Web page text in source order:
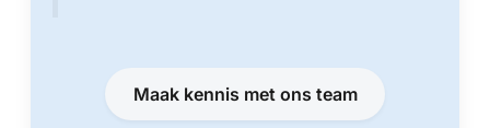
Maak kennis met ons team